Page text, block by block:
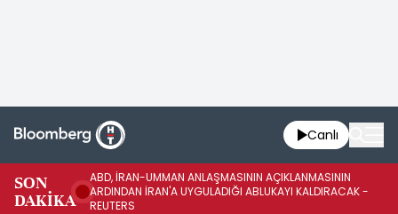
Canlı
SON
DAKİKA
ABD, İRAN-UMMAN ANLAŞMASININ AÇIKLANMASININ
ARDINDAN İRAN'A UYGULADIĞI ABLUKAYI KALDIRACAK -
REUTERS